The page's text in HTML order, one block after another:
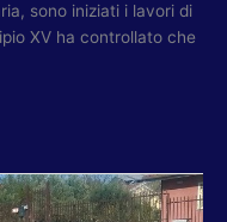
sono iniziati i lavori di
XV ha controllato che